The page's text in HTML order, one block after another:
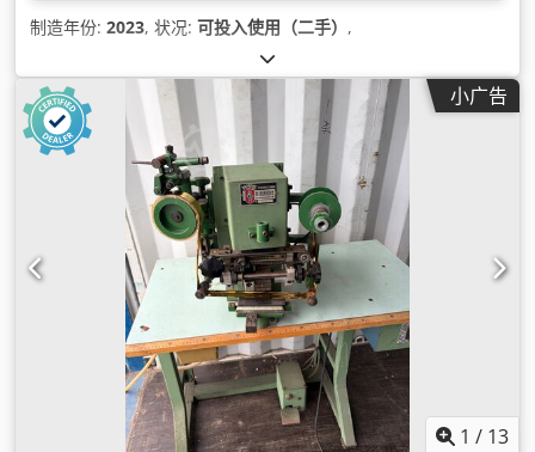
制造年份: 2023, 状况: 可投入使用（二手） ,
小广告
1 / 13